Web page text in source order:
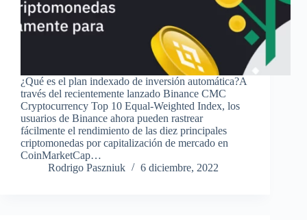
¿Qué es el plan indexado de inversión automática?A
través del recientemente lanzado Binance CMC
Cryptocurrency Top 10 Equal-Weighted Index, los
usuarios de Binance ahora pueden rastrear
fácilmente el rendimiento de las diez principales
criptomonedas por capitalización de mercado en
CoinMarketCap…
Rodrigo Paszniuk
6 diciembre, 2022